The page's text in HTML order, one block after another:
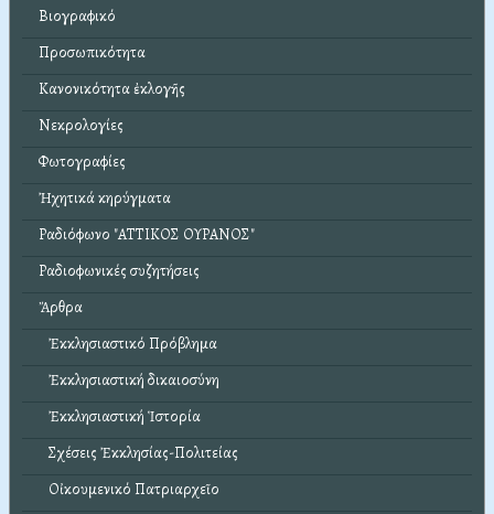
Βιογραφικό
Προσωπικότητα
Κανονικότητα ἐκλογῆς
Νεκρολογίες
Φωτογραφίες
Ἠχητικά κηρύγματα
Ραδιόφωνο "ΑΤΤΙΚΟΣ ΟΥΡΑΝΟΣ"
Ραδιοφωνικές συζητήσεις
Ἄρθρα
Ἐκκλησιαστικό Πρόβλημα
Ἐκκλησιαστική δικαιοσύνη
Ἐκκλησιαστική Ἱστορία
Σχέσεις Ἐκκλησίας-Πολιτείας
Οἰκουμενικό Πατριαρχεῖο